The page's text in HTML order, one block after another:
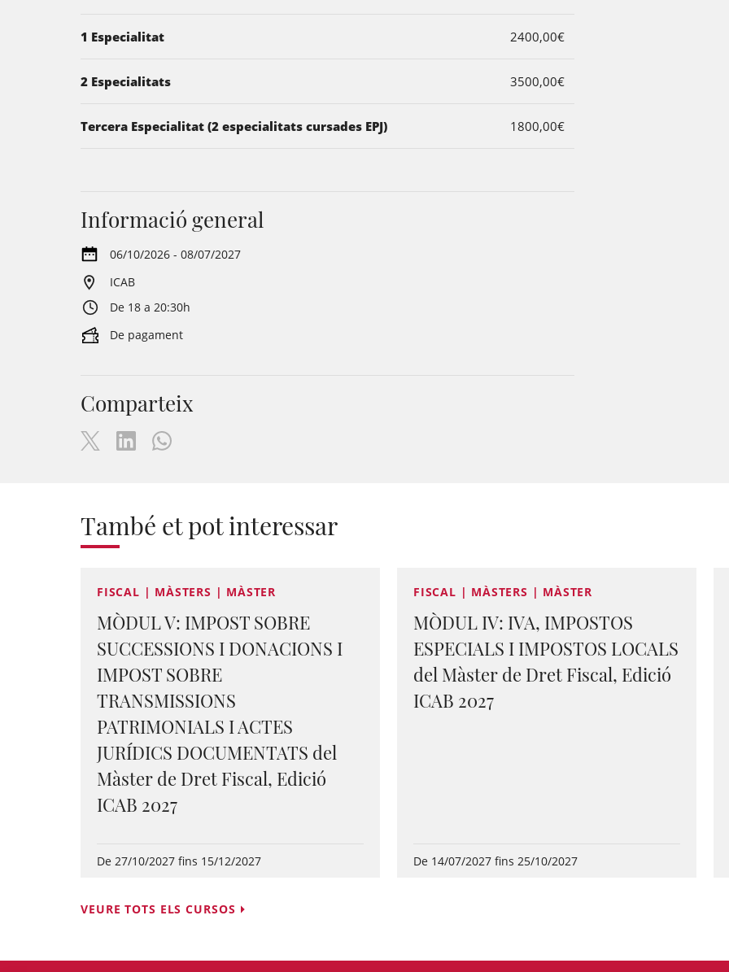
1 Especialitat 2400,00€
2 Especialitats 3500,00€
Tercera Especialitat (2 especialitats cursades EPJ) 1800,00€
Informació general
06/10/2026 - 08/07/2027
ICAB
De 18 a 20:30h
De pagament
Comparteix
També et pot interessar
FISCAL | MÀSTERS | MÀSTER
MÒDUL V: IMPOST SOBRE
SUCCESSIONS I DONACIONS I
IMPOST SOBRE
TRANSMISSIONS
PATRIMONIALS I ACTES
JURÍDICS DOCUMENTATS del
Màster de Dret Fiscal, Edició
ICAB 2027
De 27/10/2027 fins 15/12/2027
FISCAL | MÀSTERS | MÀSTER
MÒDUL IV: IVA, IMPOSTOS
ESPECIALS I IMPOSTOS LOCALS
del Màster de Dret Fiscal, Edició
ICAB 2027
De 14/07/2027 fins 25/10/2027
VEURE TOTS ELS CURSOS